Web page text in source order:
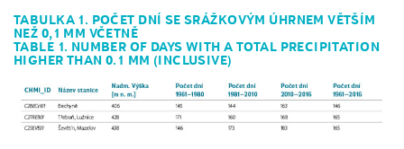
TABULKA 1. POČET DNÍ SE SRÁŽKOVÝM ÚHRNEM VĚTŠÍM
NEŽ 0,1 MM VČETNĚ
TABLE 1. NUMBER OF DAYS WITH A TOTAL PRECIPITATION
HIGHER THAN 0.1 MM (INCLUSIVE)